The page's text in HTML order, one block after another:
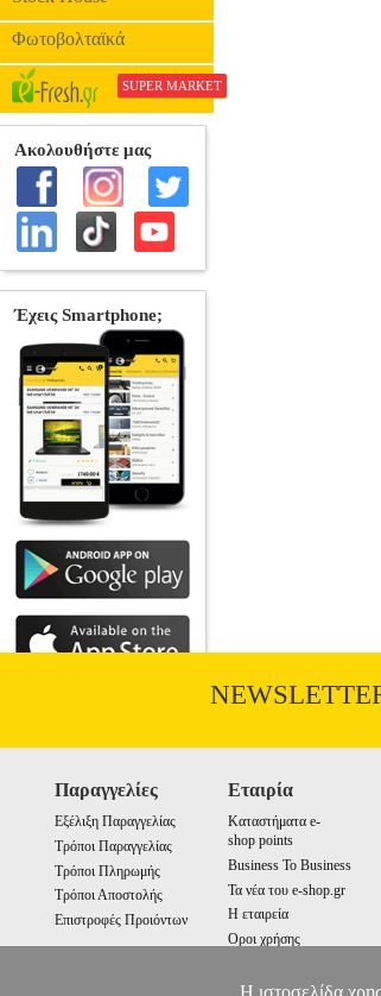
Φωτοβολταϊκά
SUPER MARKET
Παραγγελίες
Εξέλιξη Παραγγελίας
Τρόποι Παραγγελίας
Τρόποι Πληρωμής
Τρόποι Αποστολής
Επιστροφές Προιόντων
Εταιρία
Καταστήματα e-
shop points
Business To Business
Τα νέα του e-shop.gr
Η εταιρεία
Οροι χρήσης